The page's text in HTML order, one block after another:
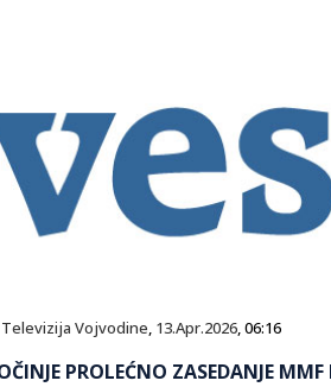
Vojvodine, 13.Apr.2026, 06:16
PROLEĆNO ZASEDANJE MMF